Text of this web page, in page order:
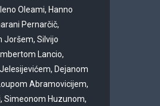
Oleami, Hanno
Pernarčič,
Joršem, Silvijo
Lancio,
Dejanom
Abramovicijem,
Simeonom Huzunom,